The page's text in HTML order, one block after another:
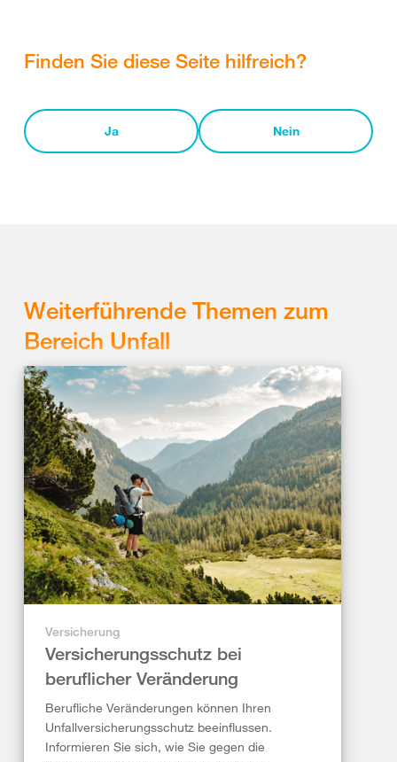
Finden Sie diese Seite hilfreich?
Ja Nein
Weiterführende Themen zum
Bereich Unfall
Versicherung
Versicherungsschutz bei
beruflicher Veränderung
Berufliche Veränderungen können Ihren
Unfallversicherungsschutz beeinflussen.
Informieren Sie sich, wie Sie gegen die